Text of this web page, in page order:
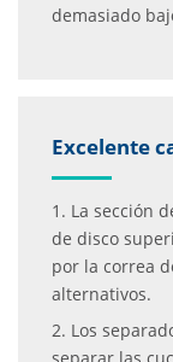
demasiado
Excelente
1. La sección
de disco
por la correa
alternativos.
2. Los